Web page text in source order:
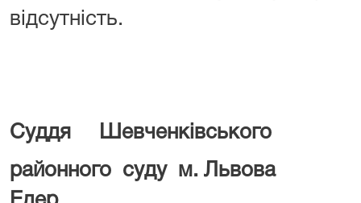
відсутність.
Суддя Шевченківського
районного суду